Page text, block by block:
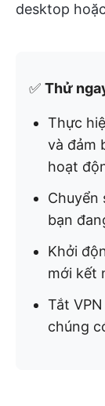
desktop
✅ Thử
Thực
và đảm
hoạt
Chuyển
bạn
Khởi
mới kết
Tắt
chúng